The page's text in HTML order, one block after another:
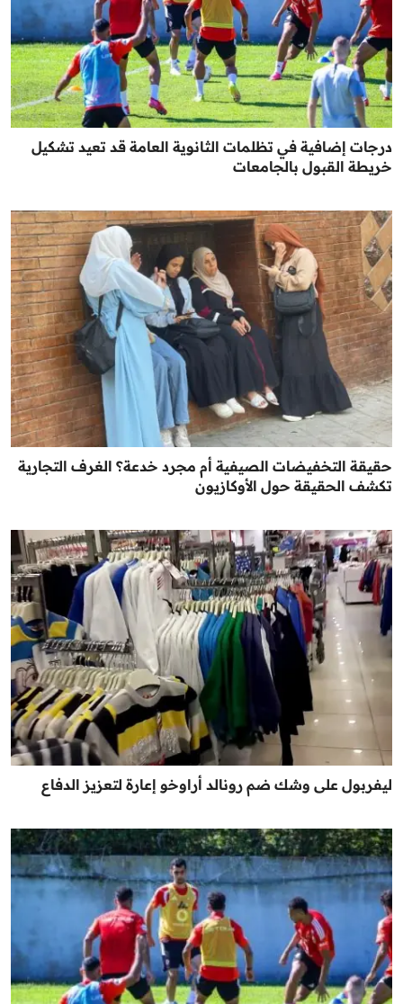
درجات إضافية في تظلمات الثانوية العامة قد تعيد تشكيل
خريطة القبول بالجامعات
حقيقة التخفيضات الصيفية أم مجرد خدعة؟ الغرف التجارية
تكشف الحقيقة حول الأوكازيون
ليفربول على وشك ضم رونالد أراوخو إعارة لتعزيز الدفاع